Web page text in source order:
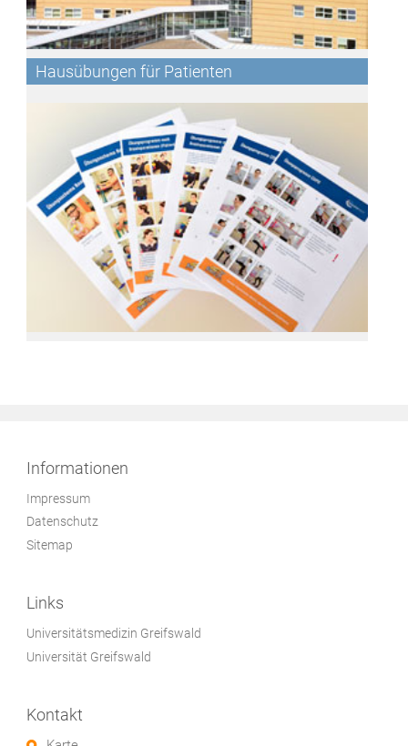
Hausübungen für Patienten
Informationen
Impressum
Datenschutz
Sitemap
Links
Universitätsmedizin Greifswald
Universität Greifswald
Kontakt